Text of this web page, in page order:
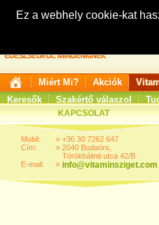
Ez a webhely cookie-kat
Miért Mi? Akciók
Keresők
Szakértő válaszol
KAPCSOLAT
Mobil:
Cím:
E-mail:
»
»
»
+36 30 7262 647
2040 Budaörs,
Törökbálinti utca 42/B
info@vitaminsziget.com